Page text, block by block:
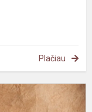
Plačiau